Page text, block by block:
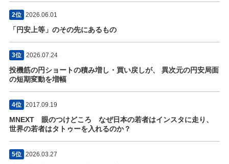
2位 2026.06.01
「円安上等」のその先にあるもの
3位 2026.07.24
投機筋の円ショートの積み増し・買い戻しが、 異次元の円安局面
の短期変動を増幅
4位 2017.09.19
MNEXT 眼のつけどころ なぜ日本の若者はインスタに走り、
世界の若者はタトゥーを入れるのか？
5位 2026.03.27